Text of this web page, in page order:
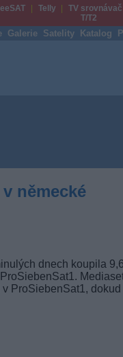
Telly
TV srovnávač
T/T2
Galerie Satelity Katalog
německé
dnech koupila
ProSiebenSat1, dokud